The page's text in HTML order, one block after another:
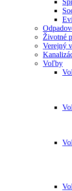
Životné
Verejný
Voľby